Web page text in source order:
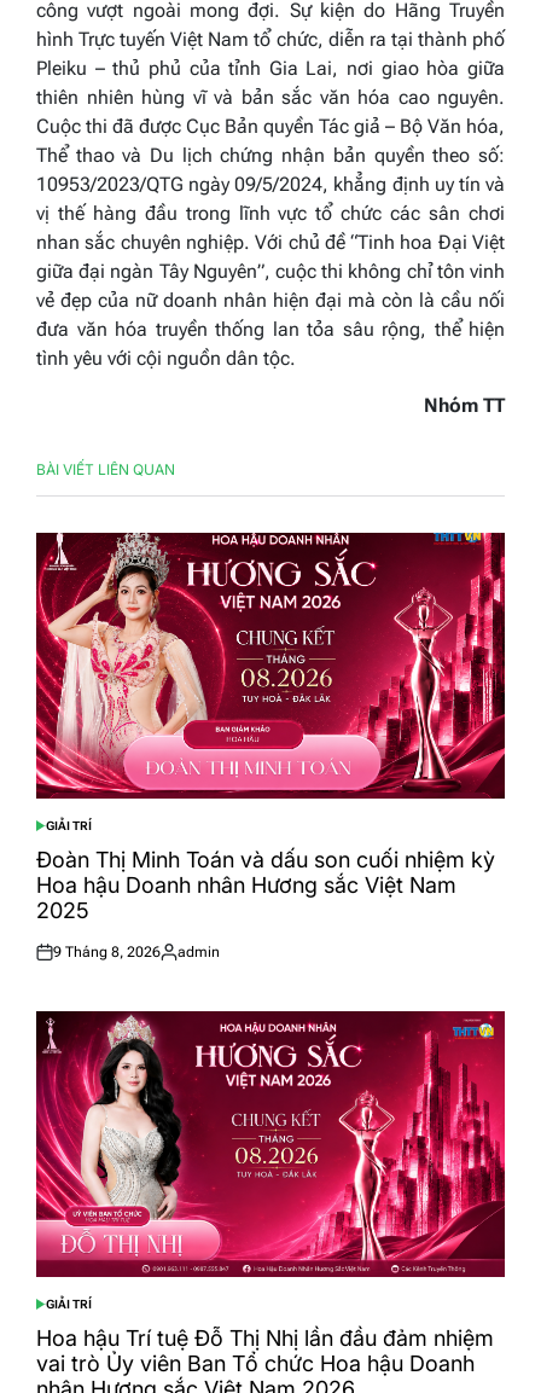
công vượt ngoài mong đợi. Sự kiện do Hãng Truyền
hình Trực tuyến Việt Nam tổ chức, diễn ra tại thành phố
Pleiku – thủ phủ của tỉnh Gia Lai, nơi giao hòa giữa
thiên nhiên hùng vĩ và bản sắc văn hóa cao nguyên.
Cuộc thi đã được Cục Bản quyền Tác giả – Bộ Văn hóa,
Thể thao và Du lịch chứng nhận bản quyền theo số:
10953/2023/QTG ngày 09/5/2024, khẳng định uy tín và
vị thế hàng đầu trong lĩnh vực tổ chức các sân chơi
nhan sắc chuyên nghiệp. Với chủ đề “Tinh hoa Đại Việt
giữa đại ngàn Tây Nguyên”, cuộc thi không chỉ tôn vinh
vẻ đẹp của nữ doanh nhân hiện đại mà còn là cầu nối
đưa văn hóa truyền thống lan tỏa sâu rộng, thể hiện
tình yêu với cội nguồn dân tộc.
Nhóm TT
BÀI VIẾT LIÊN QUAN
POSTED
IN
GIẢI TRÍ
Đoàn Thị Minh Toán và dấu son cuối nhiệm kỳ
Hoa hậu Doanh nhân Hương sắc Việt Nam
2025
Posted
9 Tháng 8, 2026
Posted
admin
POSTED
IN
GIẢI TRÍ
Hoa hậu Trí tuệ Đỗ Thị Nhị lần đầu đảm nhiệm
vai trò Ủy viên Ban Tổ chức Hoa hậu Doanh